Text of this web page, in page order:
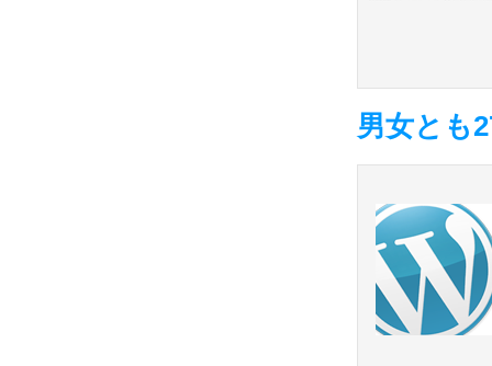
男女とも